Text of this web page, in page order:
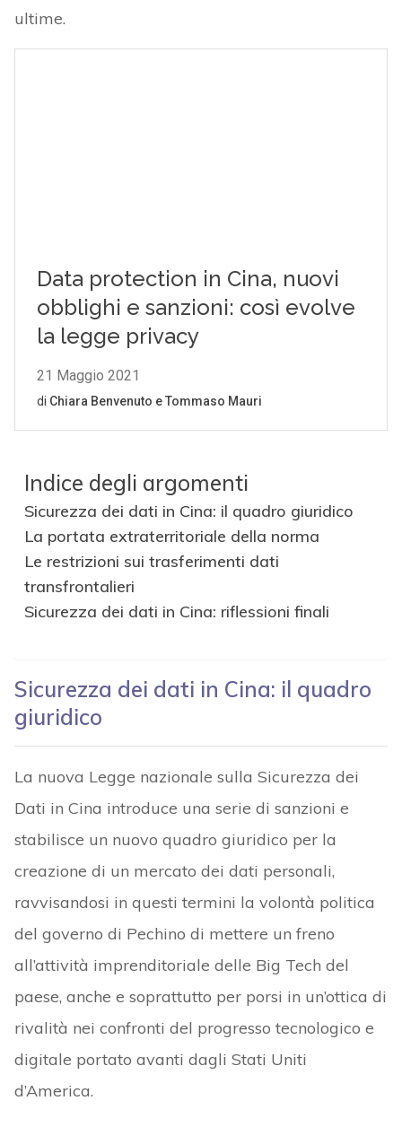
ultime.
Indice degli argomenti
Sicurezza dei dati in Cina: il quadro giuridico
La portata extraterritoriale della norma
Le restrizioni sui trasferimenti dati
transfrontalieri
Sicurezza dei dati in Cina: riflessioni finali
Sicurezza dei dati in Cina: il quadro
giuridico
La nuova Legge nazionale sulla Sicurezza dei
Dati in Cina introduce una serie di sanzioni e
stabilisce un nuovo quadro giuridico per la
creazione di un mercato dei dati personali,
ravvisandosi in questi termini la volontà politica
del governo di Pechino di mettere un freno
all’attività imprenditoriale delle Big Tech del
paese, anche e soprattutto per porsi in un’ottica di
rivalità nei confronti del progresso tecnologico e
digitale portato avanti dagli Stati Uniti
d’America.